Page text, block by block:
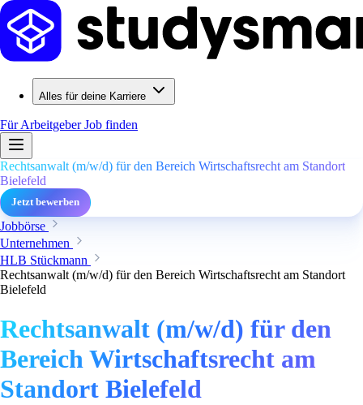
Alles für deine Karriere
Für ArbeitgeberJob finden
Rechtsanwalt (m/w/d) für den Bereich Wirtschaftsrecht am Standort
Bielefeld
Jetzt bewerben
Jobbörse
Unternehmen
HLB Stückmann
Rechtsanwalt (m/w/d) für den Bereich Wirtschaftsrecht am Standort
Bielefeld
Rechtsanwalt (m/w/d) für den
Bereich Wirtschaftsrecht am
Standort Bielefeld